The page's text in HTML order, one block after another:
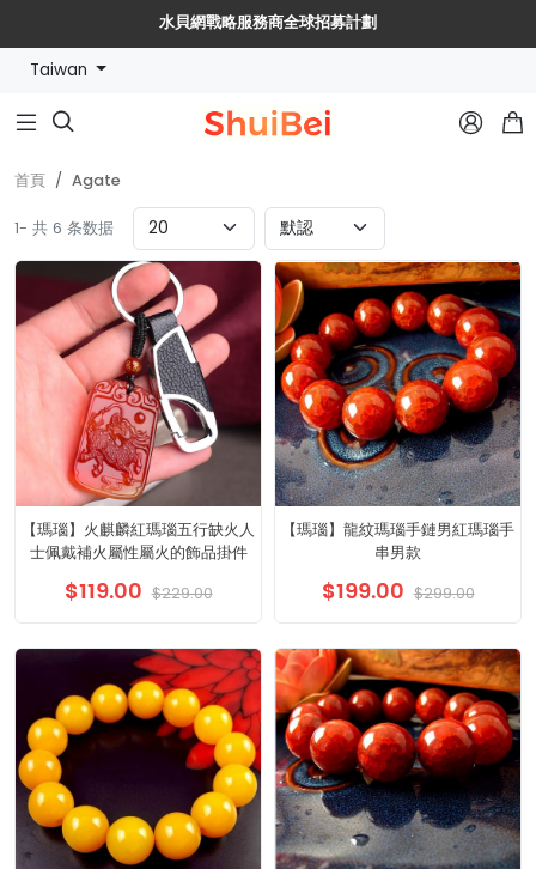
水貝網戰略服務商全球招募計劃
🔥【水貝幣$SHUIBEI】黃金珠寶【穩定幣+RWA】新紀元🔥
Taiwan
  
首頁 Agate
1- 共 6 条数据
【瑪瑙】火麒麟紅瑪瑙五行缺火人
士佩戴補火屬性屬火的飾品掛件
$119.00 $229.00
【瑪瑙】龍紋瑪瑙手鏈男紅瑪瑙手
串男款
$199.00 $299.00